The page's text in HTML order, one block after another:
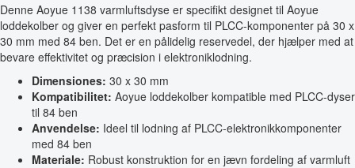
Denne Aoyue 1138 varmluftsdyse er specifikt designet til Aoyue
loddekolber og giver en perfekt pasform til PLCC-komponenter på 30 x
30 mm med 84 ben. Det er en pålidelig reservedel, der hjælper med at
bevare effektivitet og præcision i elektroniklodning.
Dimensiones: 30 x 30 mm
Kompatibilitet: Aoyue loddekolber kompatible med PLCC-dyser
til 84 ben
Anvendelse: Ideel til lodning af PLCC-elektronikkomponenter
med 84 ben
Materiale: Robust konstruktion for en jævn fordeling af varmluft